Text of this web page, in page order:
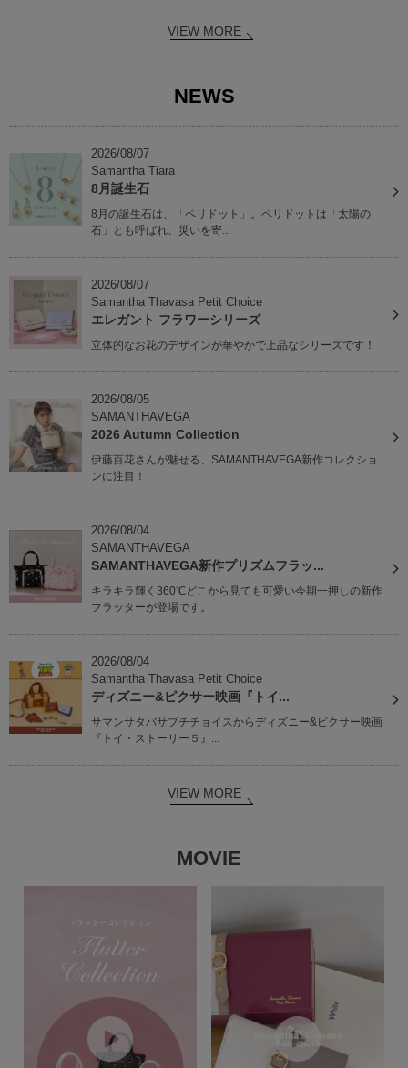
VIEW MORE
NEWS
2026/08/07
Samantha Tiara
8月誕生石
8月の誕生石は、「ペリドット」。ペリドットは「太陽の
石」とも呼ばれ、災いを寄...
2026/08/07
Samantha Thavasa Petit Choice
エレガント フラワーシリーズ
立体的なお花のデザインが華やかで上品なシリーズです！
2026/08/05
SAMANTHAVEGA
2026 Autumn Collection
伊藤百花さんが魅せる、SAMANTHAVEGA新作コレクショ
ンに注目！
2026/08/04
SAMANTHAVEGA
SAMANTHAVEGA新作プリズムフラッ...
キラキラ輝く360℃どこから見ても可愛い今期一押しの新作
フラッターが登場です。
2026/08/04
Samantha Thavasa Petit Choice
ディズニー&ピクサー映画『トイ...
サマンサタバサプチチョイスからディズニー&ピクサー映画
『トイ・ストーリー５』...
VIEW MORE
MOVIE